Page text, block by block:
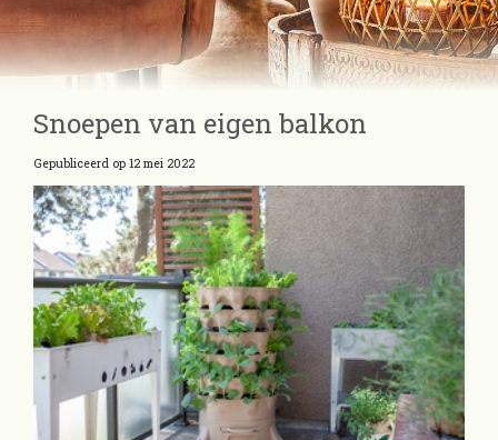
Snoepen van eigen balkon
Gepubliceerd op 12 mei 2022